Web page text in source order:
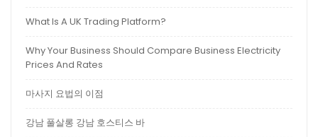
What Is A UK Trading Platform?
Why Your Business Should Compare Business Electricity
Prices And Rates
마사지 요법의 이점
강남 풀살롱 강남 호스티스 바